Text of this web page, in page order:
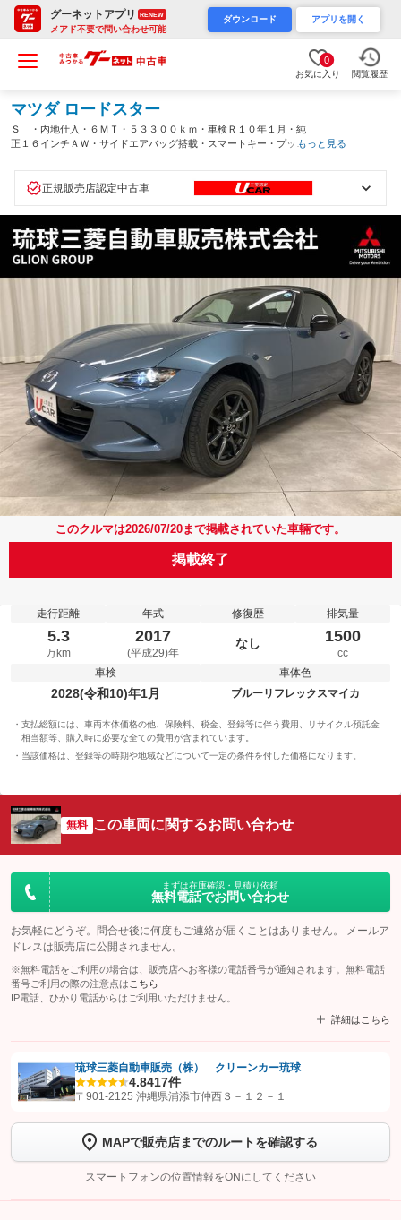
グーネットアプリ RENEW
メアド不要で問い合わせ可能
ダウンロード アプリを開く
0
お気に入り 閲覧履歴
マツダ ロードスター
Ｓ ・内地仕入・６ＭＴ・５３３００ｋｍ・車検Ｒ１０年１月・純
正１６インチＡＷ・サイドエアバッグ搭載・スマートキー・プッシ
ュスタート・ＬＥＤヘッドライト・横滑り防止装置・トラクション
もっと見る
正規販売店認定中古車
このクルマは2026/07/20まで掲載されていた車輛です。
掲載終了
走行距離
5.3
万km
年式
2017
(平成29)年
修復歴
なし
排気量
1500
cc
車検
2028(令和10)年1月
車体色
ブルーリフレックスマイカ
支払総額には、車両本体価格の他、保険料、税金、登録等に伴う費用、リサイクル預託金
相当額等、購入時に必要な全ての費用が含まれています。
当該価格は、登録等の時期や地域などについて一定の条件を付した価格になります。
無料 この車両に関するお問い合わせ
まずは在庫確認・見積り依頼
無料電話でお問い合わせ
お気軽にどうぞ。問合せ後に何度もご連絡が届くことはありません。 メールア
ドレスは販売店に公開されません。
※無料電話をご利用の場合は、販売店へお客様の電話番号が通知されます。無料電話
番号ご利用の際の注意点は こちら
IP電話、ひかり電話からはご利用いただけません。
詳細はこちら
【STEP1】認証画面でグーネットを友だち追加してから「許可する」ボタンを押
トーク画面で
ボタンをタップして問い合わせを
完了してください。
こちら
琉球三菱自動車販売（株） クリーンカー琉球
4.8417件
〒901-2125 沖縄県浦添市仲西３－１２－１
MAPで販売店までのルートを確認する
スマートフォンの位置情報をONにしてください